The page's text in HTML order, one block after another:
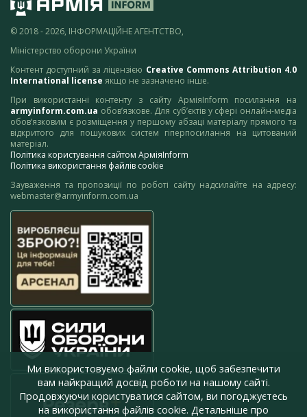
© 2018 - 2026, ІНФОРМАЦІЙНЕ АГЕНТСТВО,
Міністерство оборони України
Контент доступний за ліцензією Creative Commons Attribution 4.0
International license якщо не зазначено інше.
При використанні контенту з сайту АрміяInform посилання на
armyinform.com.ua обов’язкове. Для суб’єктів у сфері онлайн-медіа
обов’язковим є розміщення у першому абзаці матеріалу прямого та
відкритого для пошукових систем гіперпосилання на цитований
матеріал.
Політика користування сайтом АрміяInform
Політика використання файлів cookie
Зауваження та пропозиції по роботі сайту надсилайте на адресу:
webmaster@armyinform.com.ua
Ми використовуємо файли cookie, щоб забезпечити
вам найкращий досвід роботи на нашому сайті.
Продовжуючи користуватися сайтом, ви погоджуєтесь
на використання файлів cookie. Детальніше про